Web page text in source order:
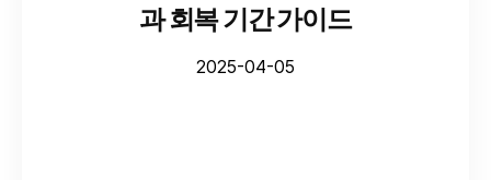
과 회복 기간 가이드
2025-04-05